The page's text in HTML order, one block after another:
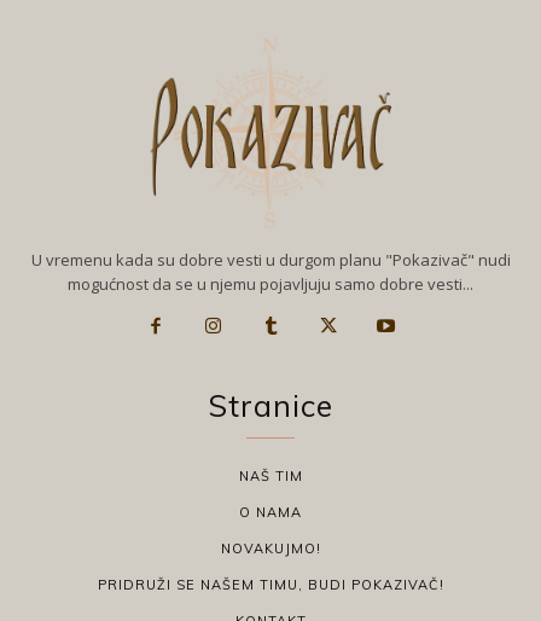
U vremenu kada su dobre vesti u durgom planu "Pokazivač" nudi
mogućnost da se u njemu pojavljuju samo dobre vesti...
Stranice
NAŠ TIM
O NAMA
NOVAKUJMO!
PRIDRUŽI SE NAŠEM TIMU, BUDI POKAZIVAČ!